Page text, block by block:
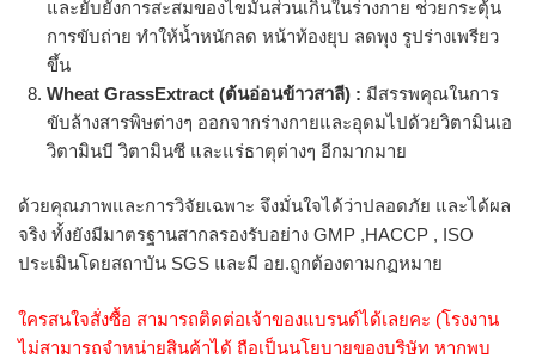
และยับยั้งการสะสมของไขมันส่วนเกินในร่างกาย ช่วยกระตุ้น
การขับถ่าย ทำให้น้ำหนักลด หน้าท้องยุบ ลดพุง รูปร่างเพรียว
ขึ้น
Wheat GrassExtract (ต้นอ่อนข้าวสาลี) : มีสรรพคุณในการ
ขับล้างสารพิษต่างๆ ออกจากร่างกายและอุดมไปด้วยวิตามินเอ
วิตามินบี วิตามินซี และแร่ธาตุต่างๆ อีกมากมาย
ด้วยคุณภาพและการวิจัยเฉพาะ จึงมั่นใจได้ว่าปลอดภัย และได้ผล
จริง ทั้งยังมีมาตรฐานสากลรองรับอย่าง GMP ,HACCP , ISO
ประเมินโดยสถาบัน SGS และมี อย.ถูกต้องตามกฏหมาย
ใครสนใจสั่งซื้อ สามารถติดต่อเจ้าของแบรนด์ได้เลยคะ (โรงงาน
ไม่สามารถจำหน่ายสินค้าได้ ถือเป็นนโยบายของบริษัท หากพบ